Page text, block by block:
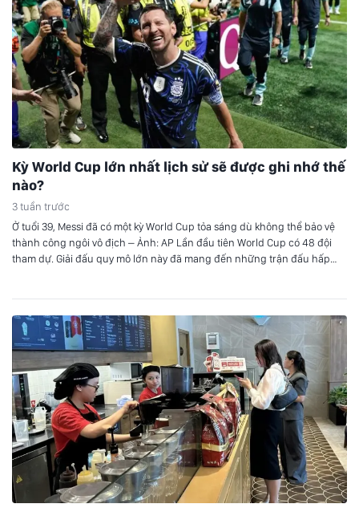
Kỳ World Cup lớn nhất lịch sử sẽ được ghi nhớ thế
nào?
3 tuần trước
Ở tuổi 39, Messi đã có một kỳ World Cup tỏa sáng dù không thể bảo vệ
thành công ngôi vô địch – Ảnh: AP Lần đầu tiên World Cup có 48 đội
tham dự. Giải đấu quy mô lớn này đã mang đến những trận đấu hấp